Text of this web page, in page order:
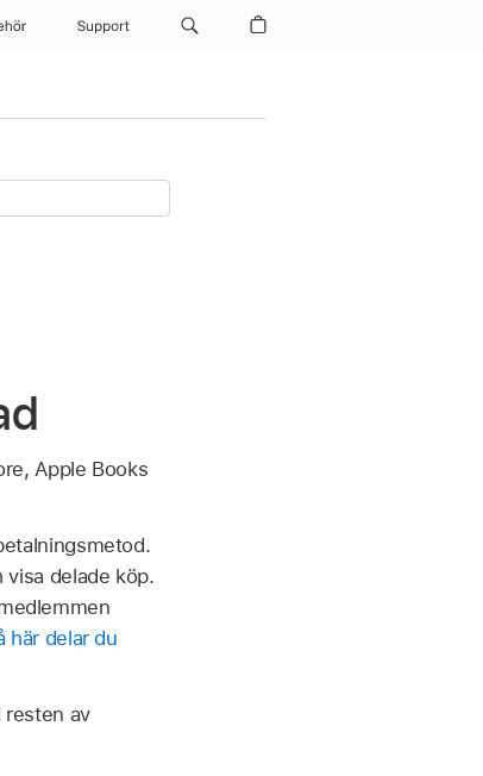
Support
Apple Books
visa delade köp.
här delar du
resten av